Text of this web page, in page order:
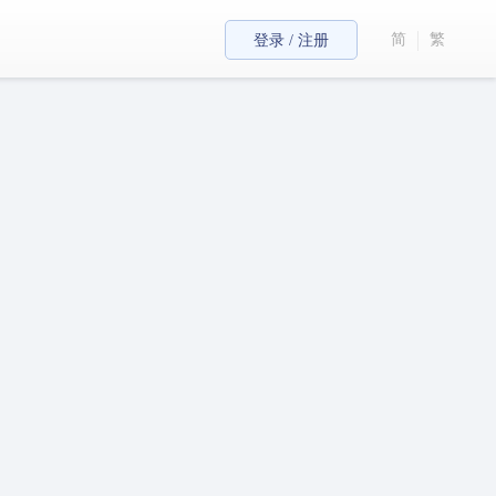
登录 / 注册 简 繁